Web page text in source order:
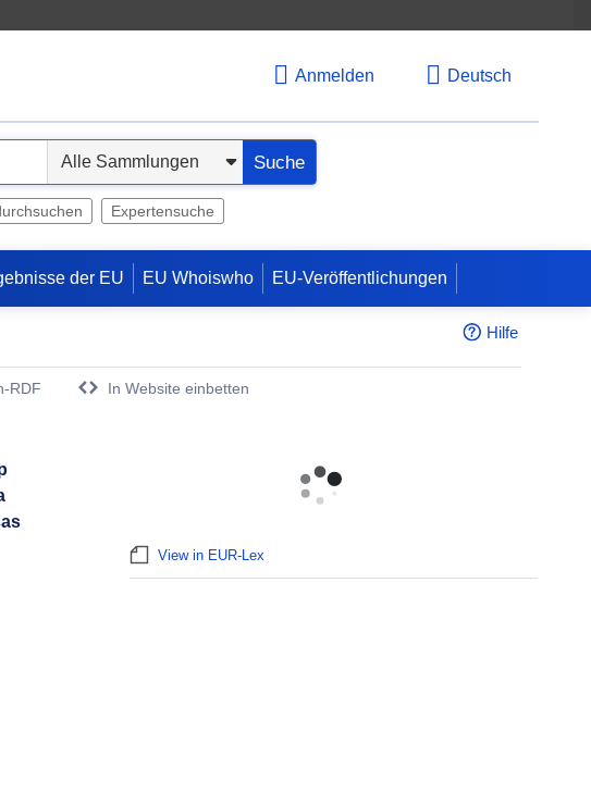
Anmelden Deutsch
Suche
Expertensuche
der EU EU Whoiswho EU-Veröffentlichungen
Hilfe
RDF
In Website einbetten
View in EUR-Lex